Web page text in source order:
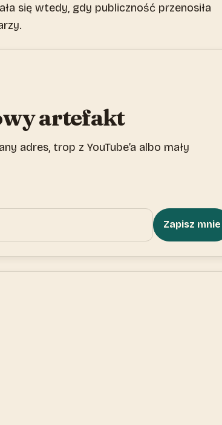
się wtedy, gdy publiczność przenosiła
artefakt
adres, trop z YouTube’a albo mały
Zapisz mnie